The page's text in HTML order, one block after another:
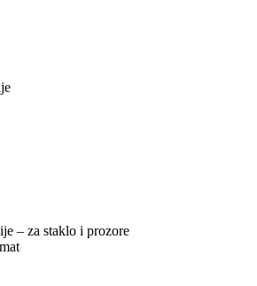
– za staklo i prozore